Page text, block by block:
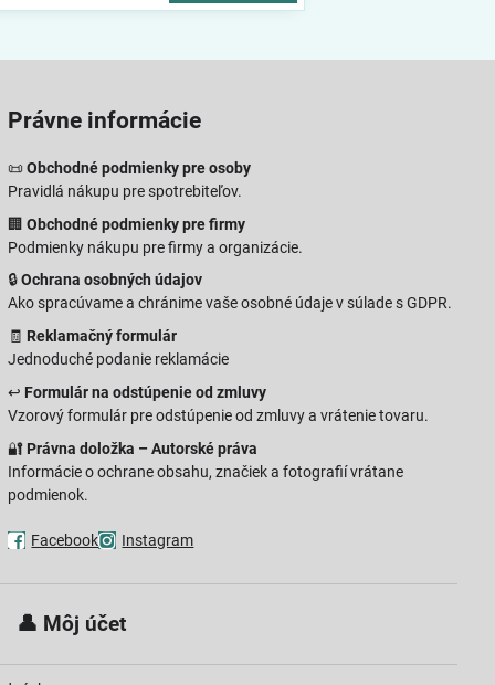
Právne informácie
📜Obchodné podmienky pre osoby
Pravidlá nákupu pre spotrebiteľov.
🏢Obchodné podmienky pre firmy
Podmienky nákupu pre firmy a organizácie.
🔒Ochrana osobných údajov
Ako spracúvame a chránime vaše osobné údaje v súlade s GDPR.
🧾 Reklamačný formulár
Jednoduché podanie reklamácie
↩️ Formulár na odstúpenie od zmluvy
Vzorový formulár pre odstúpenie od zmluvy a vrátenie tovaru.
🔐 Právna doložka – Autorské práva
Informácie o ochrane obsahu, značiek a fotografií vrátane
podmienok.
Facebook Instagram
👤 Môj účet